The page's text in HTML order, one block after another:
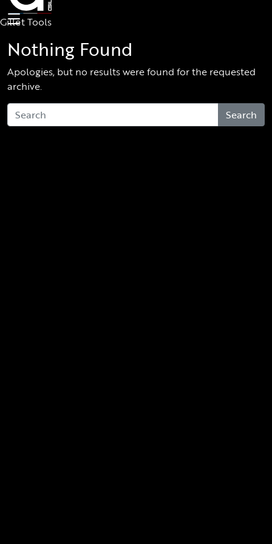
Skip to main content
Gillet Tools
Nothing Found
Apologies, but no results were found for the requested
archive.
Search